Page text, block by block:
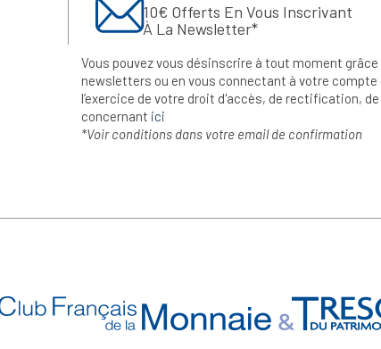
10€ Offerts En Vous Inscrivant
À La Newsletter*
Vous pouvez vous désinscrire à tout moment
newsletters ou en vous connectant à votre
l’exercice de votre droit d'accès, de rectification,
concernant ici
*Voir conditions dans votre email de confirmation